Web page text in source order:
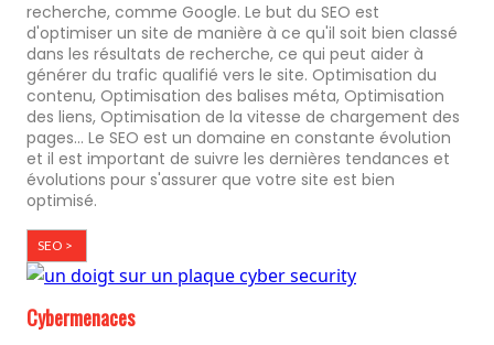
recherche, comme Google. Le but du SEO est
d'optimiser un site de manière à ce qu'il soit bien classé
dans les résultats de recherche, ce qui peut aider à
générer du trafic qualifié vers le site. Optimisation du
contenu, Optimisation des balises méta, Optimisation
des liens, Optimisation de la vitesse de chargement des
pages... Le SEO est un domaine en constante évolution
et il est important de suivre les dernières tendances et
évolutions pour s'assurer que votre site est bien
optimisé.
SEO >
Cybermenaces